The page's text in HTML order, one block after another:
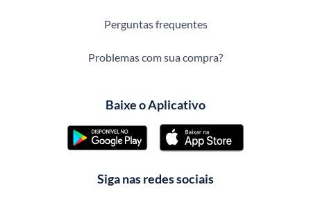
Perguntas frequentes
Problemas com sua compra?
Baixe o Aplicativo
Siga nas redes sociais